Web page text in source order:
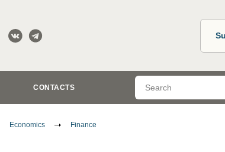
CONTACTS
Economics Finance